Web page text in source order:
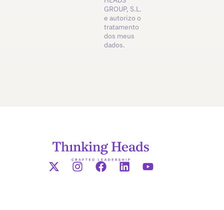
GROUP, S.L.
e autorizo o
tratamento
dos meus
dados.